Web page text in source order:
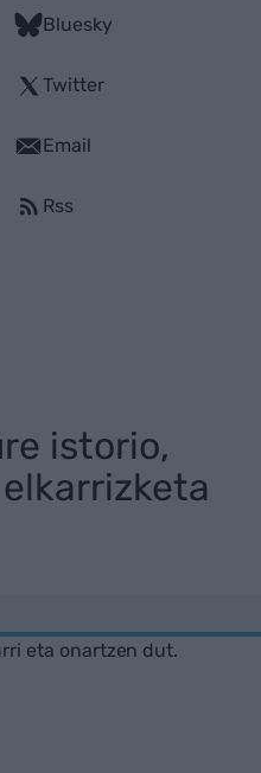
Bluesky
Twitter
Email
Rss
istorio,
eta onartzen dut.